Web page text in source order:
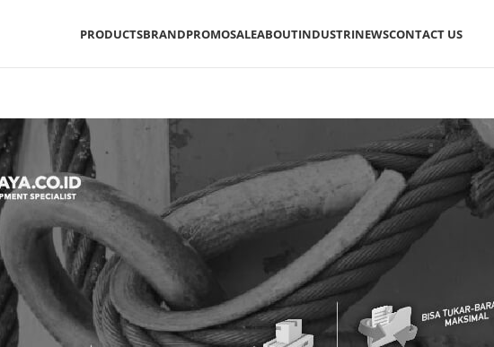
PRODUCTSBRANDPROMOSALEABOUTINDUSTRINEWSCONTACT US